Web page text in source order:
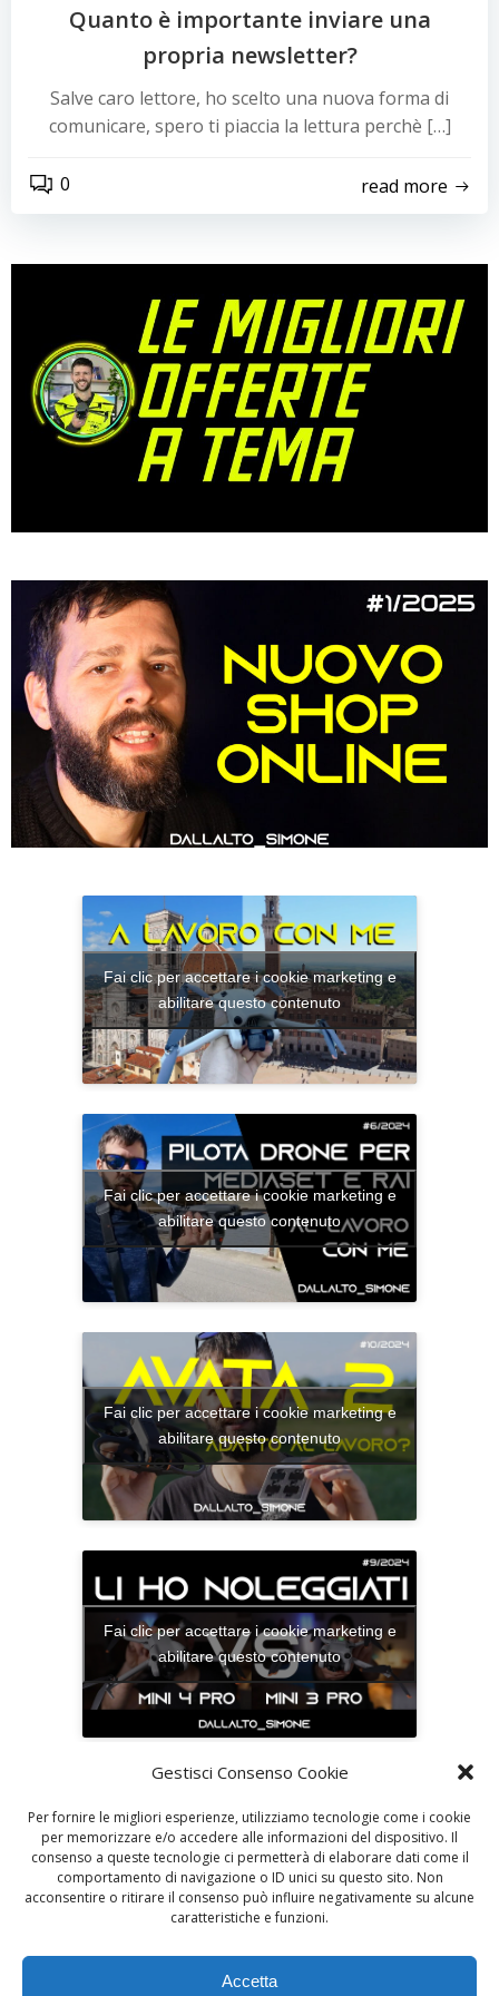
Gestisci Consenso Cookie
Per fornire le migliori esperienze, utilizziamo tecnologie come i cookie
per memorizzare e/o accedere alle informazioni del dispositivo. Il
consenso a queste tecnologie ci permetterà di elaborare dati come il
comportamento di navigazione o ID unici su questo sito. Non
acconsentire o ritirare il consenso può influire negativamente su alcune
caratteristiche e funzioni.
Accetta
Quanto è importante inviare una
propria newsletter?
Salve caro lettore, ho scelto una nuova forma di
comunicare, spero ti piaccia la lettura perchè […]
0 read more
Fai clic per accettare i cookie marketing e
abilitare questo contenuto
Fai clic per accettare i cookie marketing e
abilitare questo contenuto
Fai clic per accettare i cookie marketing e
abilitare questo contenuto
Fai clic per accettare i cookie marketing e
abilitare questo contenuto
Simone Bergamasco, Vinci FI
P.iva 07070930487